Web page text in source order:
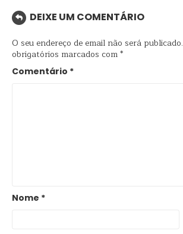
DEIXE UM COMENTÁRIO
O seu endereço de email não será publicado.
obrigatórios marcados com*
Comentário *
Nome *